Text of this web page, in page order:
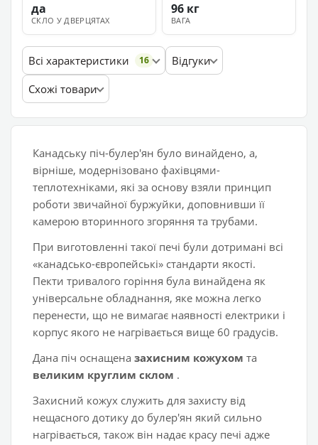
СКЛО У ДВЕРЦЯТАХ
да
ВАГА
96 кг
Всі характеристики 16
Відгуки
Схожі товари
Канадську піч-булер'ян було винайдено, а,
вірніше, модернізовано фахівцями-
теплотехніками, які за основу взяли принцип
роботи звичайної буржуйки, доповнивши її
камерою вторинного згоряння та трубами.
При виготовленні такої печі були дотримані всі
«канадсько-європейські» стандарти якості.
Пекти тривалого горіння була винайдена як
універсальне обладнання, яке можна легко
перенести, що не вимагає наявності електрики і
корпус якого не нагрівається вище 60 градусів.
Дана піч оснащена захисним кожухом та
великим круглим склом .
Захисний кожух служить для захисту від
нещасного дотику до булер'ян який сильно
нагрівається, також він надає красу печі адже